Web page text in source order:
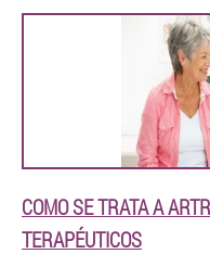
COMO SE TRATA A
TERAPÉUTICOS